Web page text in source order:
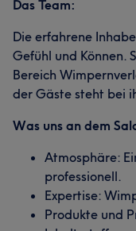
Das Team:
Die erfahrene
Gefühl und Können.
Bereich
der Gäste steht bei
Was uns an dem
Atmosphäre:
professionell.
Expertise:
Produkte und